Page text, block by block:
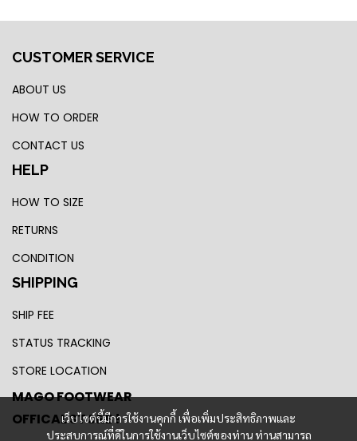
เว็บไซต์นี้มีการใช้งานคุกกี้ เพื่อเพิ่มประสิทธิภาพและ
ประสบการณ์ที่ดีในการใช้งานเว็บไซต์ของท่าน ท่านสามารถ
CUSTOMER SERVICE
ABOUT US
HOW TO ORDER
CONTACT US
HELP
HOW TO SIZE
RETURNS
CONDITION
SHIPPING
SHIP FEE
STATUS TRACKING
STORE LOCATION
MAGO FOOTWEAR
OFFICAL STORE !